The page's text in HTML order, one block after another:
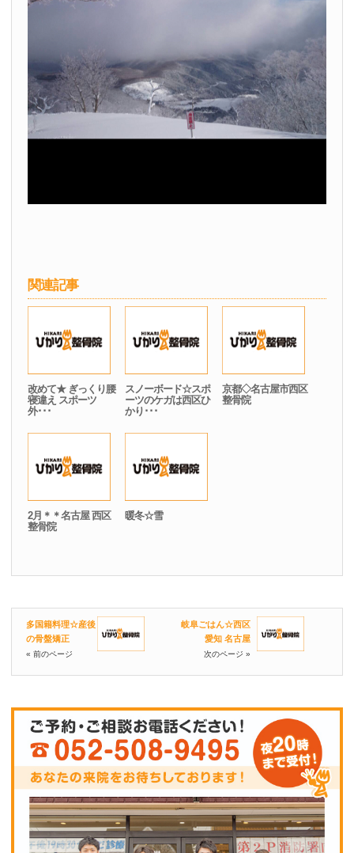
関連記事
改めて★ ぎっくり腰
寝違え スポーツ
外･･･
スノーボード☆スポ
ーツのケガは西区ひ
かり･･･
京都◇名古屋市西区
整骨院
2月＊＊名古屋 西区
整骨院
暖冬☆雪
多国籍料理☆産後
の骨盤矯正
« 前のページ
岐阜ごはん☆西区
愛知 名古屋
次のページ »